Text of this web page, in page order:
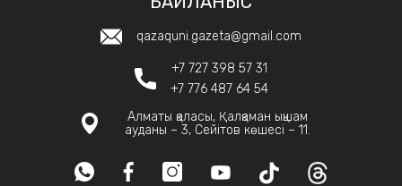
qazaquni.gazeta@gmail.com
+7 727 398 57 31
+7 776 487 64 54
Алматы қаласы, Қалқаман ықшам
ауданы – 3, Сейітов көшесі – 11.